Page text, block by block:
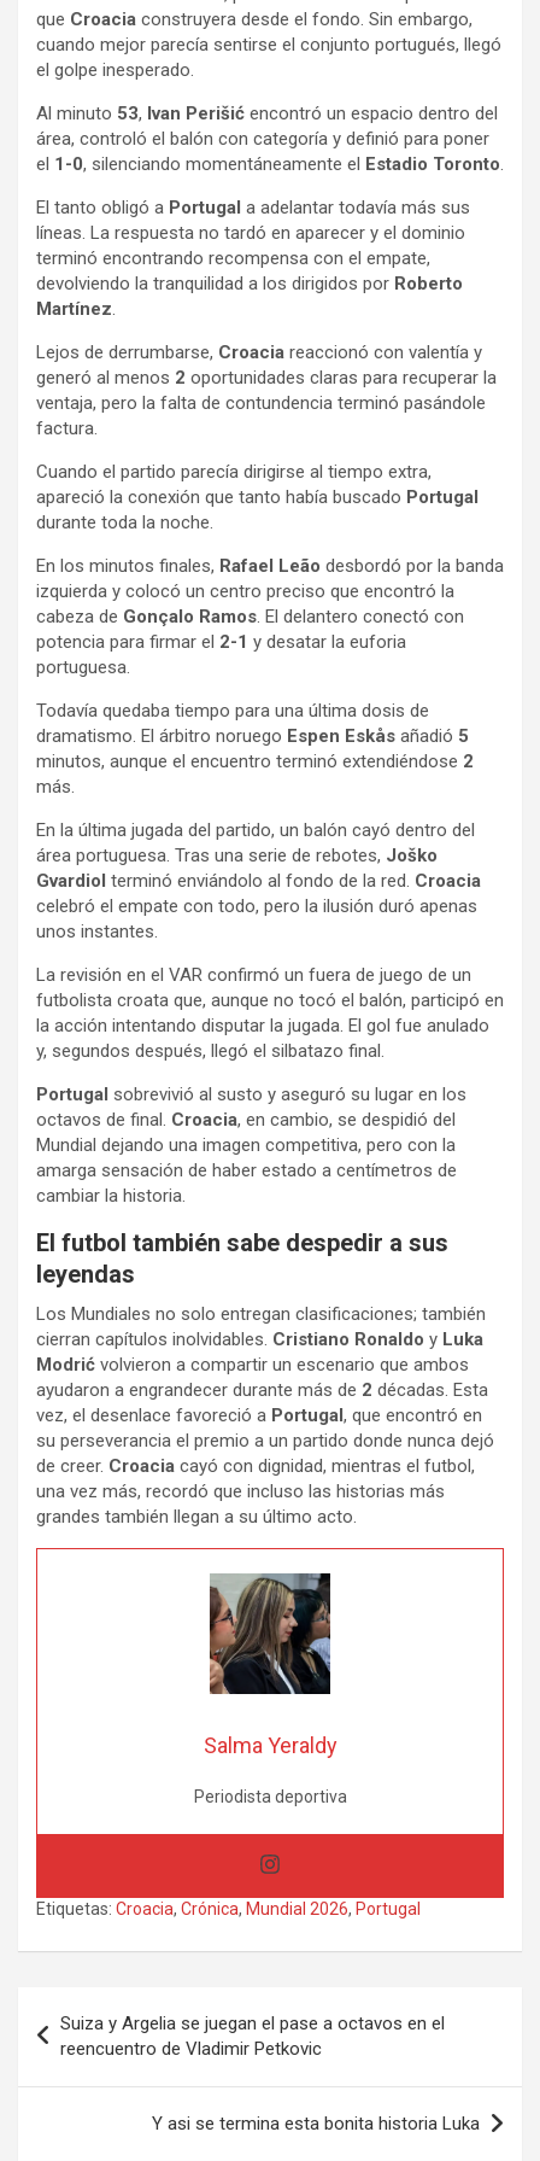
que Croacia construyera desde el fondo. Sin embargo,
cuando mejor parecía sentirse el conjunto portugués, llegó
el golpe inesperado.
Al minuto 53, Ivan Perišić encontró un espacio dentro del
área, controló el balón con categoría y definió para poner
el 1-0, silenciando momentáneamente el Estadio Toronto.
El tanto obligó a Portugal a adelantar todavía más sus
líneas. La respuesta no tardó en aparecer y el dominio
terminó encontrando recompensa con el empate,
devolviendo la tranquilidad a los dirigidos por Roberto
Martínez.
Lejos de derrumbarse, Croacia reaccionó con valentía y
generó al menos 2 oportunidades claras para recuperar la
ventaja, pero la falta de contundencia terminó pasándole
factura.
Cuando el partido parecía dirigirse al tiempo extra,
apareció la conexión que tanto había buscado Portugal
durante toda la noche.
En los minutos finales, Rafael Leão desbordó por la banda
izquierda y colocó un centro preciso que encontró la
cabeza de Gonçalo Ramos. El delantero conectó con
potencia para firmar el 2-1 y desatar la euforia
portuguesa.
Todavía quedaba tiempo para una última dosis de
dramatismo. El árbitro noruego Espen Eskås añadió 5
minutos, aunque el encuentro terminó extendiéndose 2
más.
En la última jugada del partido, un balón cayó dentro del
área portuguesa. Tras una serie de rebotes, Joško
Gvardiol terminó enviándolo al fondo de la red. Croacia
celebró el empate con todo, pero la ilusión duró apenas
unos instantes.
La revisión en el VAR confirmó un fuera de juego de un
futbolista croata que, aunque no tocó el balón, participó en
la acción intentando disputar la jugada. El gol fue anulado
y, segundos después, llegó el silbatazo final.
Portugal sobrevivió al susto y aseguró su lugar en los
octavos de final. Croacia, en cambio, se despidió del
Mundial dejando una imagen competitiva, pero con la
amarga sensación de haber estado a centímetros de
cambiar la historia.
El futbol también sabe despedir a sus
leyendas
Los Mundiales no solo entregan clasificaciones; también
cierran capítulos inolvidables. Cristiano Ronaldo y Luka
Modrić volvieron a compartir un escenario que ambos
ayudaron a engrandecer durante más de 2 décadas. Esta
vez, el desenlace favoreció a Portugal , que encontró en
su perseverancia el premio a un partido donde nunca dejó
de creer. Croacia cayó con dignidad, mientras el futbol,
una vez más, recordó que incluso las historias más
grandes también llegan a su último acto.
Salma Yeraldy
Periodista deportiva
Etiquetas: Croacia, Crónica, Mundial 2026, Portugal
de
entradas
Suiza y Argelia se juegan el pase a octavos en el
reencuentro de Vladimir Petkovic
Y asi se termina esta bonita historia Luka